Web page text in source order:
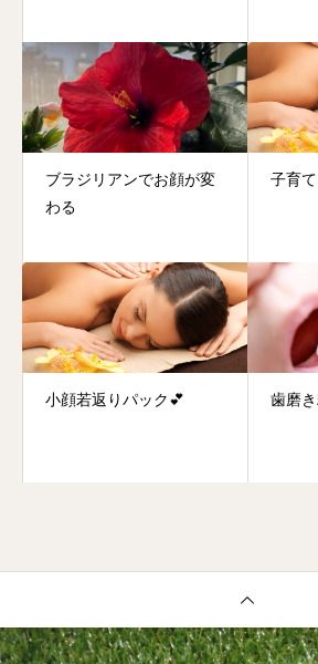
ブラジリアンでお顔が変
わる
子育て
小顔若返りパック💕 歯磨